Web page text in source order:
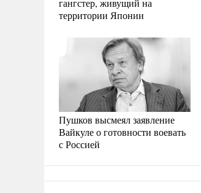
гангстер, живущий на
территории Японии
Пушков высмеял заявление
Вайкуле о готовности воевать
с Россией